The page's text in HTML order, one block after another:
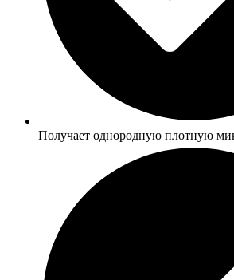
Получает однородную плотную